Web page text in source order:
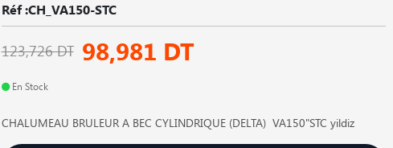
Réf :CH_VA150-STC
123,726 DT 98,981 DT
En Stock
CHALUMEAU BRULEUR A BEC CYLINDRIQUE (DELTA) VA150"STC yildiz